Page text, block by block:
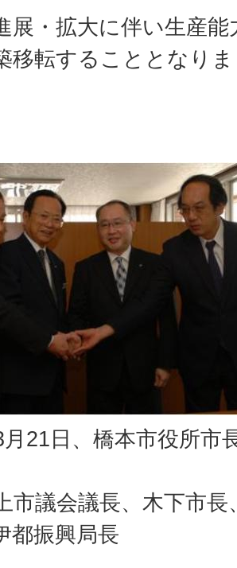
・拡大に伴い生産能
移転することとなり
21日、橋本市役所市
市議会議長、木下市長
都振興局長